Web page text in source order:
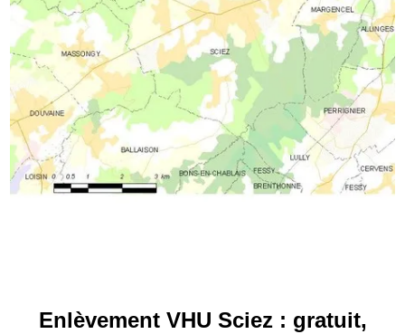
Enlèvement VHU Sciez : gratuit,